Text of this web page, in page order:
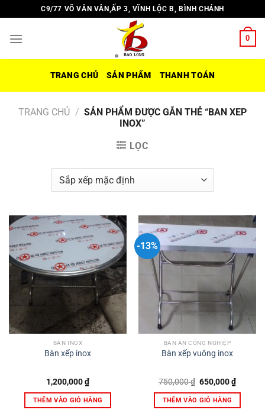
đến
nội
C9/77 VÕ VĂN VÂN,ẤP 3, VĨNH LỘC B, BÌNH CHÁNH
0
TRANG CHỦ SẢN PHẨM THANH TOÁN
TRANG CHỦ / SẢN PHẨM ĐƯỢC GẮN THẺ “BAN XEP
INOX”
LỌC
BÀN INOX
Bàn xếp inox
1,200,000₫
THÊM VÀO GIỎ HÀNG
-13%
BÀN ĂN CÔNG NGHIỆP
Bàn xếp vuông inox
750,000₫ Giá
là:
750,000 ₫.
650,000₫Giá
hiện
tại
THÊM VÀO GIỎ HÀNG